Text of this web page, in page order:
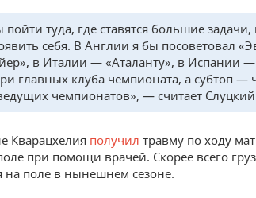
туда, где ставятся большие задачи,
себя. В Англии я бы посоветовал
в Италии — «Аталанту», в Испании
главных клуба чемпионата, а субтоп —
чемпионатов», — считает
Кварацхелия получил травму по ходу
при помощи врачей. Скорее всего
на поле в нынешнем сезоне.